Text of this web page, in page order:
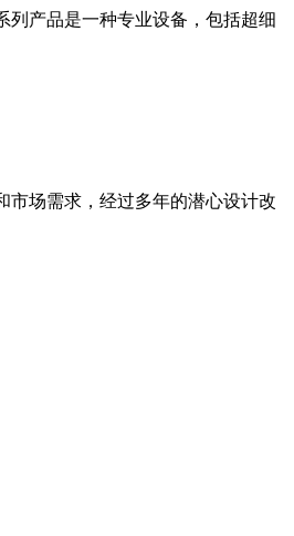
列产品是一种专业设备，包括超细
市场需求，经过多年的潜心设计改